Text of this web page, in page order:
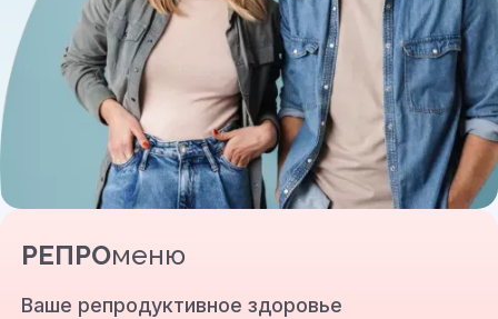
РЕПРОменю
Ваше репродуктивное здоровье